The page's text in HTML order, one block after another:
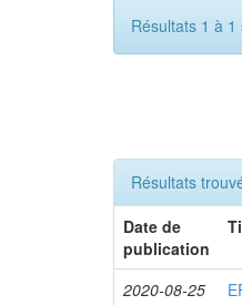
Résultats 1 à
Résultats
Date de
publication
2020-08-25